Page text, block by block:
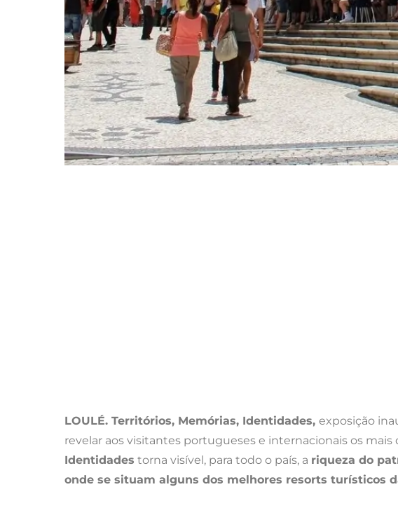
LOULÉ. Territórios, Memórias, Identidades, exposição
revelar aos visitantes portugueses e internacionais os
Identidades torna visível, para todo o país, a riqueza do
onde se situam alguns dos melhores resorts turísticos